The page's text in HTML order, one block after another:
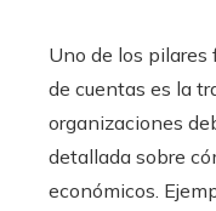
Uno de los
de cuentas es la
organizaciones
detallada sobre
económicos.